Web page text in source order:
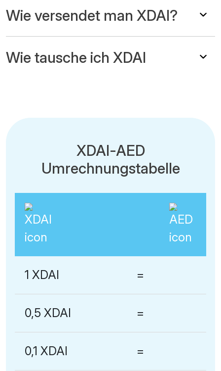
Wie versendet man XDAI?
Wie tausche ich XDAI
XDAI-AED
Umrechnungstabelle
1 XDAI =
0,5 XDAI =
0,1 XDAI =